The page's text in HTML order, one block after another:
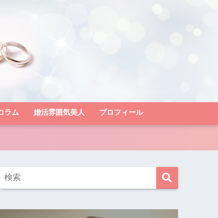
ラム 婚活雰囲気美人 プロフィール